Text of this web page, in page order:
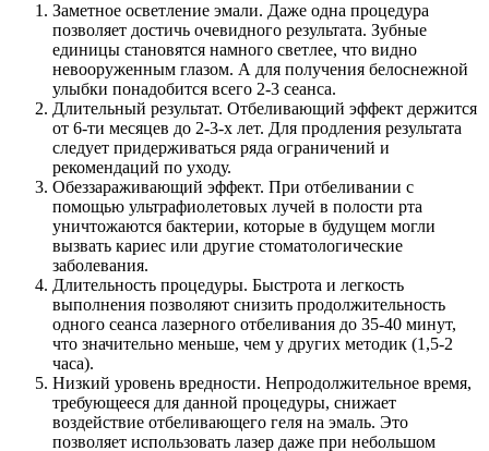
Заметное осветление эмали. Даже одна процедура
позволяет достичь очевидного результата. Зубные
единицы становятся намного светлее, что видно
невооруженным глазом. А для получения белоснежной
улыбки понадобится всего 2-3 сеанса.
Длительный результат. Отбеливающий эффект держится
от 6-ти месяцев до 2-3-х лет. Для продления результата
следует придерживаться ряда ограничений и
рекомендаций по уходу.
Обеззараживающий эффект. При отбеливании с
помощью ультрафиолетовых лучей в полости рта
уничтожаются бактерии, которые в будущем могли
вызвать кариес или другие стоматологические
заболевания.
Длительность процедуры. Быстрота и легкость
выполнения позволяют снизить продолжительность
одного сеанса лазерного отбеливания до 35-40 минут,
что значительно меньше, чем у других методик (1,5-2
часа).
Низкий уровень вредности. Непродолжительное время,
требующееся для данной процедуры, снижает
воздействие отбеливающего геля на эмаль. Это
позволяет использовать лазер даже при небольшом